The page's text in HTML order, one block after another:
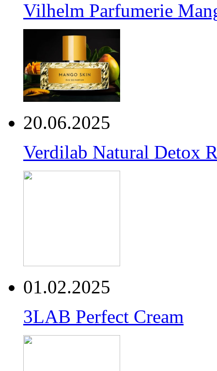
Vilhelm Parfumerie
20.06.2025
Verdilab Natural Detox
01.02.2025
3LAB Perfect Cream